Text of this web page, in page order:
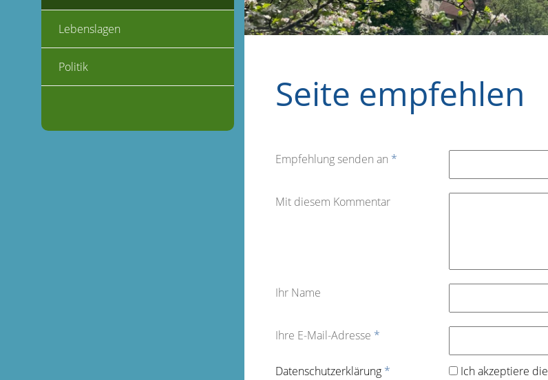
Seite empfehlen
Empfehlung senden an *
Mit diesem Kommentar
Ihr Name
Ihre E-Mail-Adresse *
Datenschutz­erklärung * Ich akzeptiere die
Lebenslagen
Politik